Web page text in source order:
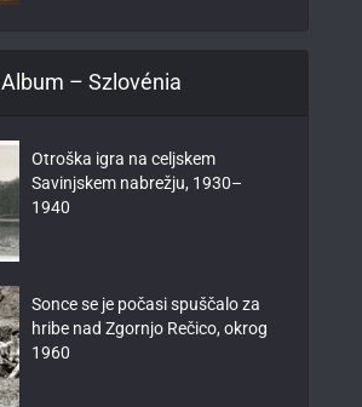
Album – Szlovénia
Otroška igra na celjskem
Savinjskem nabrežju, 1930–
1940
Sonce se je počasi spuščalo za
hribe nad Zgornjo Rečico, okrog
1960